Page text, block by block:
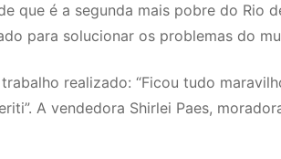
que é a segunda mais pobre do Rio
para solucionar os problemas do
realizado: “Ficou tudo
A vendedora Shirlei Paes,